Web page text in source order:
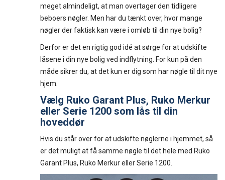
meget almindeligt, at man overtager den tidligere
beboers nøgler. Men har du tænkt over, hvor mange
nøgler der faktisk kan være i omløb til din nye bolig?
Derfor er det en rigtig god idé at sørge for at udskifte
låsene i din nye bolig ved indflytning. For kun på den
måde sikrer du, at det kun er dig som har nøgle til dit nye
hjem.
Vælg Ruko Garant Plus, Ruko Merkur
eller Serie 1200 som lås til din
hoveddør
Hvis du står over for at udskifte nøglerne i hjemmet, så
er det muligt at få samme nøgle til det hele med Ruko
Garant Plus, Ruko Merkur eller Serie 1200.